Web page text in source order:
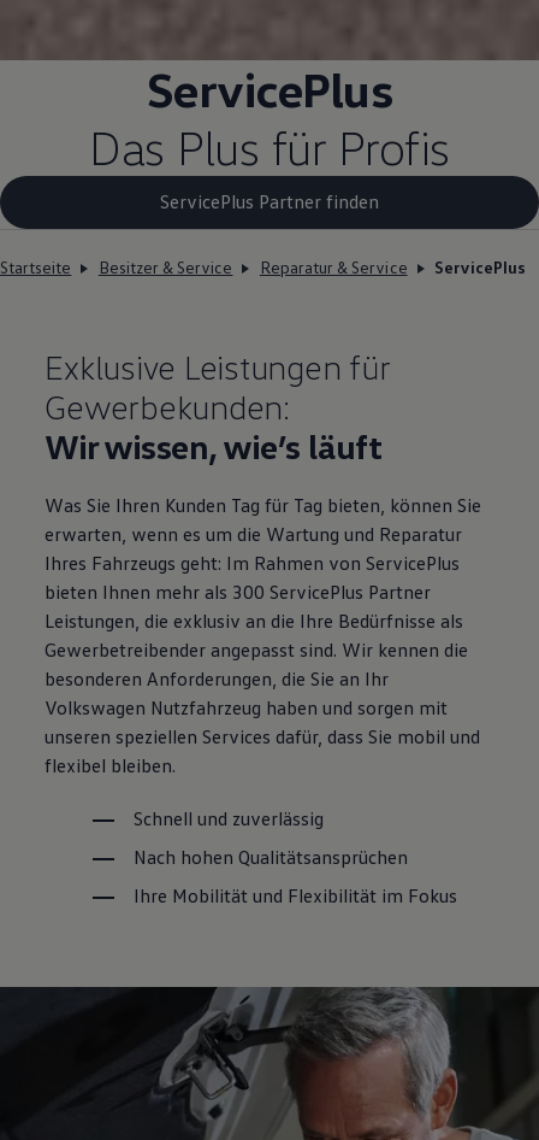
ServicePlus
Das Plus für Profis
ServicePlus Partner finden
Startseite Besitzer & Service Reparatur & Service ServicePlus
Exklusive Leistungen für
Gewerbekunden:
Wir wissen, wie’s läuft
Was Sie Ihren Kunden Tag für Tag bieten, können Sie
erwarten, wenn es um die Wartung und Reparatur
Ihres Fahrzeugs geht: Im Rahmen von ServicePlus
bieten Ihnen mehr als 300 ServicePlus Partner
Leistungen, die exklusiv an die Ihre Bedürfnisse als
Gewerbetreibender angepasst sind. Wir kennen die
besonderen Anforderungen, die Sie an Ihr
Volkswagen Nutzfahrzeug haben und sorgen mit
unseren speziellen Services dafür, dass Sie mobil und
flexibel bleiben.
Schnell und zuverlässig
Nach hohen Qualitätsansprüchen
Ihre Mobilität und Flexibilität im Fokus